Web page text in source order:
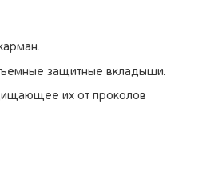
защитные вкладыши.
их от проколов